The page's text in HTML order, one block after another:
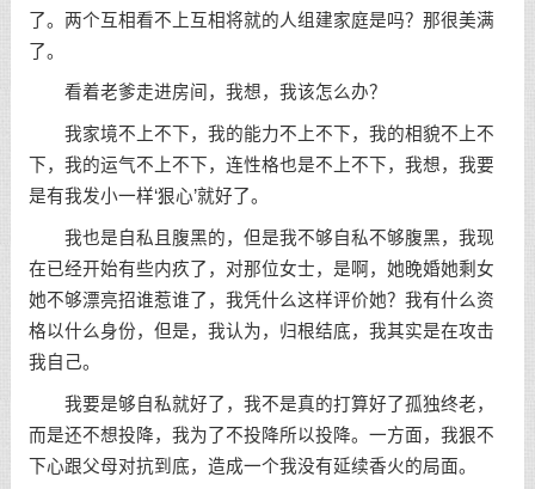
了。两个互相看不上互相将就的人组建家庭是吗？那很美满
了。
看着老爹走进房间，我想，我该怎么办？
我家境不上不下，我的能力不上不下，我的相貌不上不
下，我的运气不上不下，连性格也是不上不下，我想，我要
是有我发小一样‘狠心’就好了。
我也是自私且腹黑的，但是我不够自私不够腹黑，我现
在已经开始有些内疚了，对那位女士，是啊，她晚婚她剩女
她不够漂亮招谁惹谁了，我凭什么这样评价她？我有什么资
格以什么身份，但是，我认为，归根结底，我其实是在攻击
我自己。
我要是够自私就好了，我不是真的打算好了孤独终老，
而是还不想投降，我为了不投降所以投降。一方面，我狠不
下心跟父母对抗到底，造成一个我没有延续香火的局面。